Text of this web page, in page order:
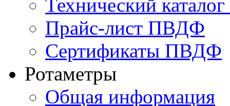
Технический
Прайс-лист ПВДФ
Сертификаты ПВДФ
Ротаметры
Общая информация